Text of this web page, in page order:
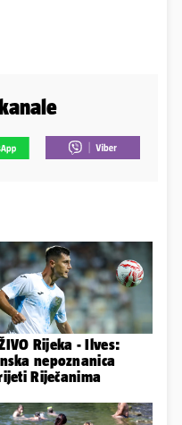
Rijeka - Ilves:
nepoznanica
Riječanima